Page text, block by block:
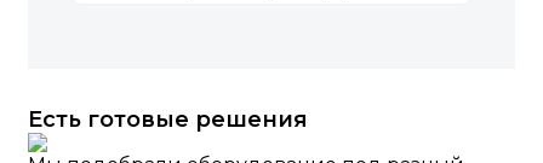
Есть готовые решения